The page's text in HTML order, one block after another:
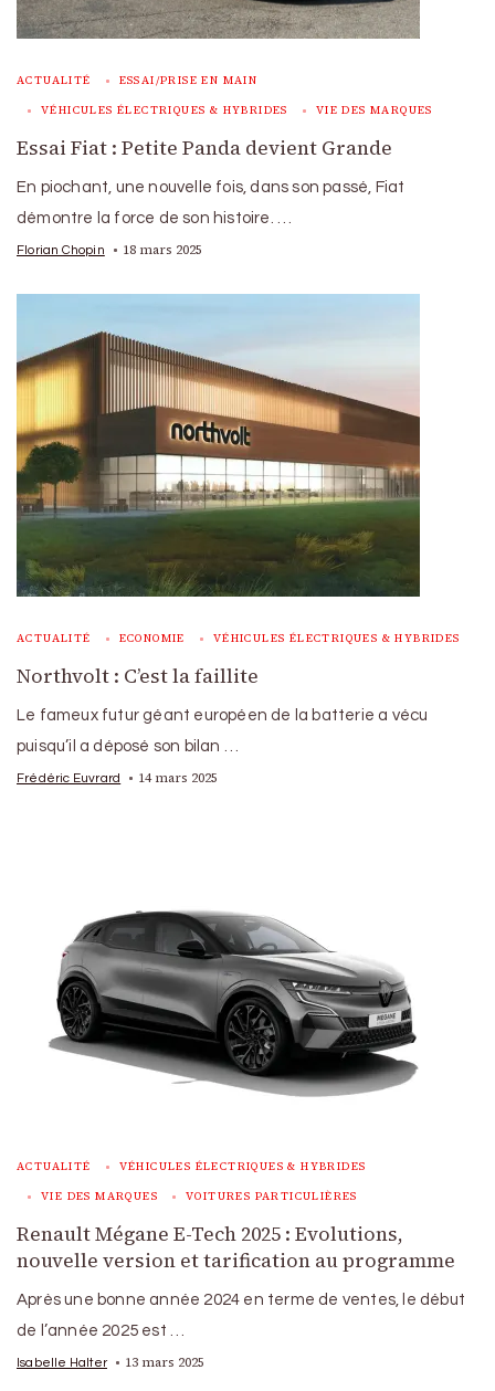
ACTUALITÉ ESSAI/PRISE EN MAIN
VÉHICULES ÉLECTRIQUES & HYBRIDES VIE DES MARQUES
Essai Fiat : Petite Panda devient Grande
En piochant, une nouvelle fois, dans son passé, Fiat
démontre la force de son histoire. …
Florian Chopin 18 mars 2025
ACTUALITÉ ECONOMIE VÉHICULES ÉLECTRIQUES & HYBRIDES
Northvolt : C’est la faillite
Le fameux futur géant européen de la batterie a vécu
puisqu’il a déposé son bilan …
Frédéric Euvrard 14 mars 2025
ACTUALITÉ VÉHICULES ÉLECTRIQUES & HYBRIDES
VIE DES MARQUES VOITURES PARTICULIÈRES
Renault Mégane E-Tech 2025 : Evolutions,
nouvelle version et tarification au programme
Après une bonne année 2024 en terme de ventes, le début
de l’année 2025 est …
Isabelle Halter 13 mars 2025